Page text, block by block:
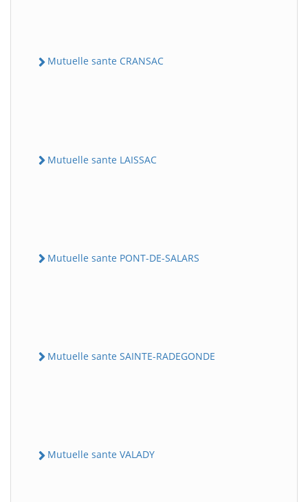
Mutuelle sante CRANSAC
Mutuelle sante LAISSAC
Mutuelle sante PONT-DE-SALARS
Mutuelle sante SAINTE-RADEGONDE
Mutuelle sante VALADY